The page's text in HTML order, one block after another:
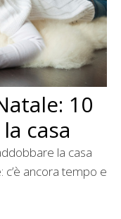
10
casa
la casa
ancora tempo e